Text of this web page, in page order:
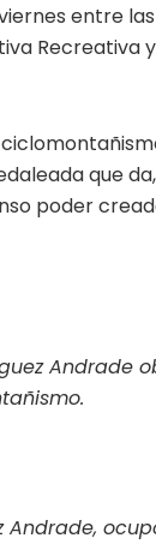
entre
Recreativa
que
poder
Andrade